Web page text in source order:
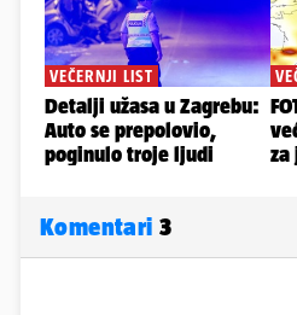
Komentari 3